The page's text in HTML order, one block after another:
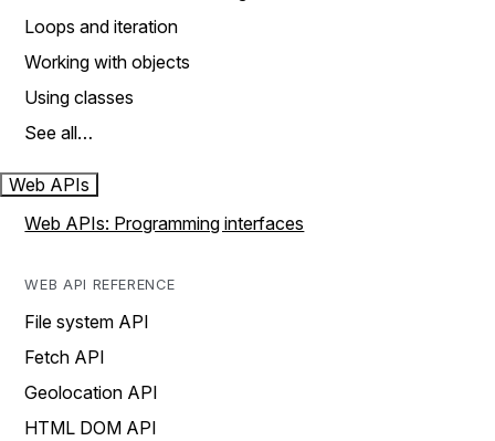
Loops and iteration
Working with objects
Using classes
See all…
Web APIs
Web APIs: Programming interfaces
WEB API REFERENCE
File system API
Fetch API
Geolocation API
HTML DOM API